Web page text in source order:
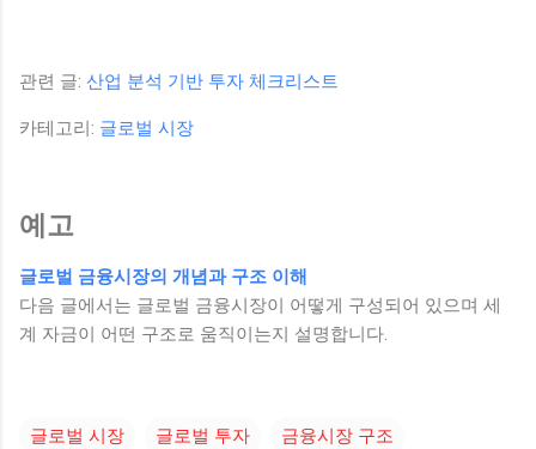
관련 글: 산업 분석 기반 투자 체크리스트
카테고리: 글로벌 시장
예고
글로벌 금융시장의 개념과 구조 이해
다음 글에서는 글로벌 금융시장이 어떻게 구성되어 있으며 세
계 자금이 어떤 구조로 움직이는지 설명합니다.
글로벌 시장 글로벌 투자 금융시장 구조